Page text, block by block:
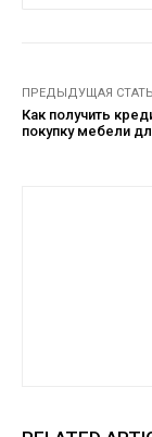
ПРЕДЫДУЩАЯ
Как получить
покупку мебели